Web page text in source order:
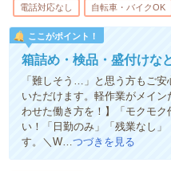
電話対応なし 自転車・バイクOK
ここがポイント！
箱詰め・検品・盛付けな
「難しそう…」と思う方もご
いただけます。軽作業がメイ
わせた働き方を！】「モクモ
い！「日勤のみ」「残業なし
す。＼W… つづきを見る